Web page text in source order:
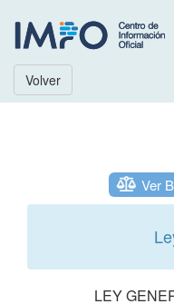
Volver
Ver
LEY